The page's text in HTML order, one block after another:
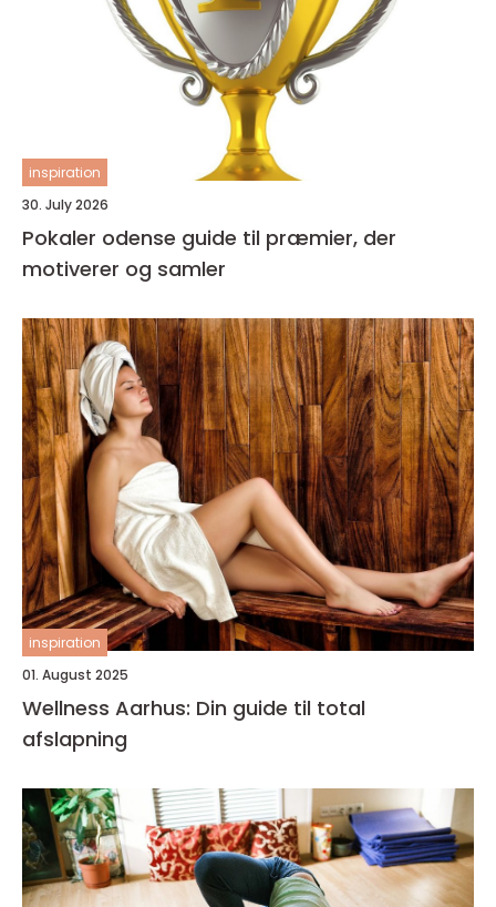
inspiration
30. July 2026
Pokaler odense guide til præmier, der
motiverer og samler
inspiration
01. August 2025
Wellness Aarhus: Din guide til total
afslapning